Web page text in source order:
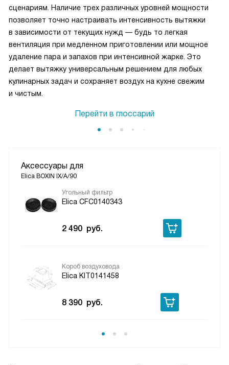
сценариям. Наличие трех различных уровней мощности
позволяет точно настраивать интенсивность вытяжки
в зависимости от текущих нужд — будь то легкая
вентиляция при медленном приготовлении или мощное
удаление пара и запахов при интенсивной жарке. Это
делает вытяжку универсальным решением для любых
кулинарных задач и сохраняет воздух на кухне свежим
и чистым.
Перейти в глоссарий
Аксессуары для
Elica BOXIN IX/A/90
Угольный фильтр
Elica CFC0140343
2 490 руб.
Короб воздуховода
Elica KIT0141458
8 390 руб.